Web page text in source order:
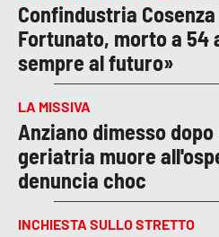
Confindustria
Fortunato, morto a 54
sempre al futuro»
LA MISSIVA
Anziano dimesso
geriatria muore
denuncia choc
INCHIESTA SULLO STRETTO